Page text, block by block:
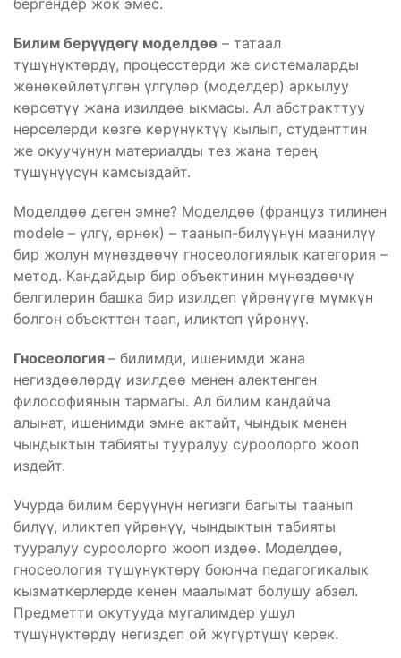
бергендер жок эмес.
Билим берүүдөгү моделдөө – татаал
түшүнүктөрдү, процесстерди же системаларды
жөнөкөйлөтүлгөн үлгүлөр (моделдер) аркылуу
көрсөтүү жана изилдөө ыкмасы. Ал абстракттуу
нерселерди көзгө көрүнүктүү кылып, студенттин
же окуучунун материалды тез жана терең
түшүнүүсүн камсыздайт.
Моделдөө деген эмне? Моделдөө (француз тилинен
modele – үлгү, өрнөк) – таанып-билүүнүн маанилүү
бир жолун мүнөздөөчү гносеологиялык категория –
метод. Кандайдыр бир объектинин мүнөздөөчү
белгилерин башка бир изилдеп үйрөнүүгө мүмкүн
болгон объекттен таап, иликтеп үйрөнүү.
Гносеология – билимди, ишенимди жана
негиздөөлөрдү изилдөө менен алектенген
философиянын тармагы. Ал билим кандайча
алынат, ишенимди эмне актайт, чындык менен
чындыктын табияты тууралуу суроолорго жооп
издейт.
Учурда билим берүүнүн негизги багыты таанып
билүү, иликтеп үйрөнүү, чындыктын табияты
тууралуу суроолорго жооп издөө. Моделдөө,
гносеология түшүнүктөрү боюнча педагогикалык
кызматкерлерде кенен маалымат болушу абзел.
Предметти окутууда мугалимдер ушул
түшүнүктөрдү негиздеп ой жүгүртүшү керек.